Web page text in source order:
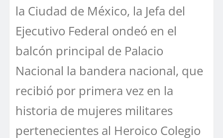
la Ciudad de México, la Jefa del
Ejecutivo Federal ondeó en el
balcón principal de Palacio
Nacional la bandera nacional, que
recibió por primera vez en la
historia de mujeres militares
pertenecientes al Heroico Colegio